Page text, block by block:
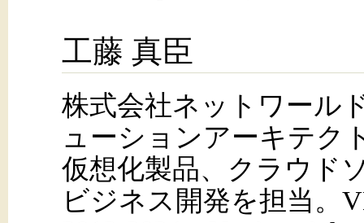
工藤 真臣
株式会社ネットワール
ューションアーキテク
仮想化製品、クラウド
ビジネス開発を担当。